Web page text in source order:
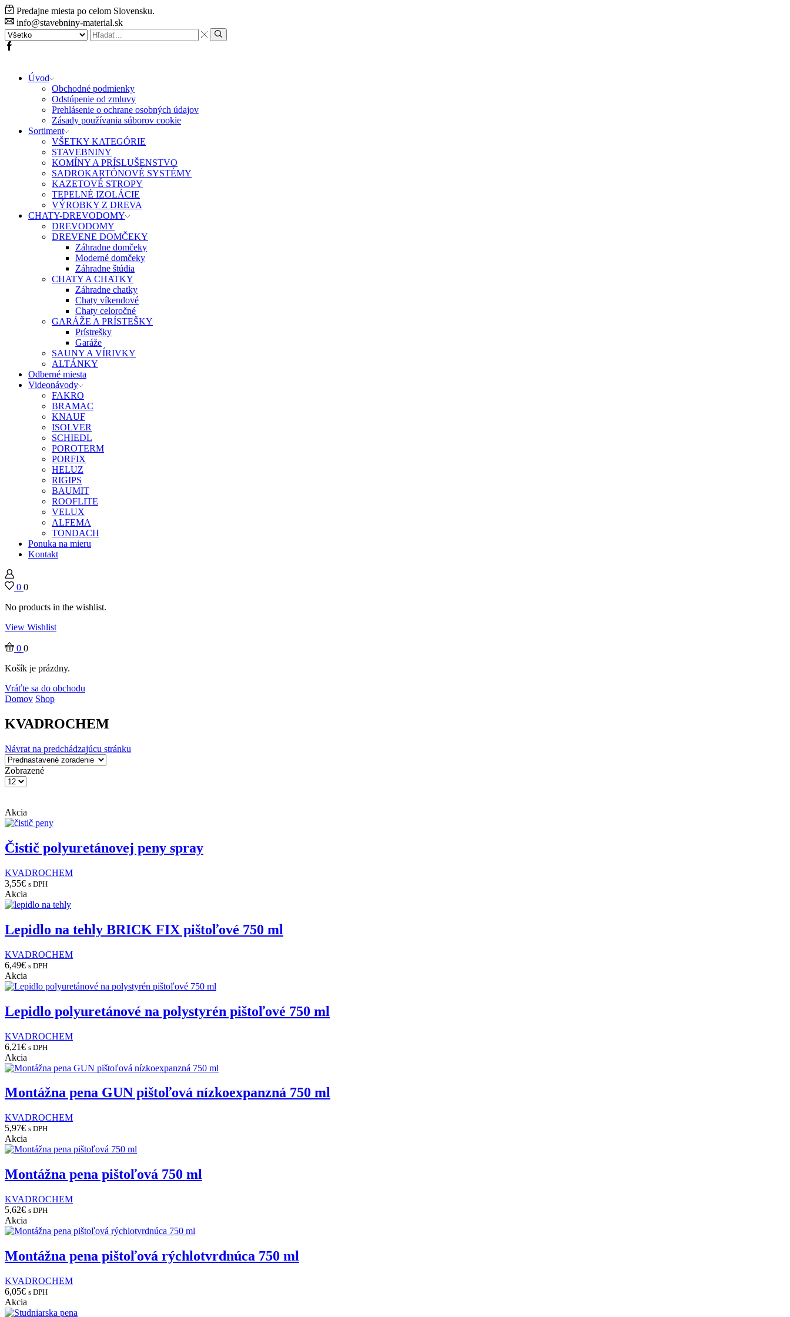
Predajne miesta po celom Slovensku.
info@stavebniny-material.sk
Search
input
Search
Facebook
Úvod
Obchodné podmienky
Odstúpenie od zmluvy
Prehlásenie o ochrane osobných údajov
Zásady používania súborov cookie
Sortiment
VŠETKY KATEGÓRIE
STAVEBNINY
KOMÍNY A PRÍSLUŠENSTVO
SADROKARTÓNOVÉ SYSTÉMY
KAZETOVÉ STROPY
TEPELNÉ IZOLÁCIE
VÝROBKY Z DREVA
CHATY-DREVODOMY
DREVODOMY
DREVENE DOMČEKY
Záhradne domčeky
Moderné domčeky
Záhradne štúdia
CHATY A CHATKY
Záhradne chatky
Chaty víkendové
Chaty celoročné
GARÁŽE A PRÍSTEŠKY
Prístrešky
Garáže
SAUNY A VÍRIVKY
ALTÁNKY
Odberné miesta
Videonávody
FAKRO
BRAMAC
KNAUF
ISOLVER
SCHIEDL
POROTERM
PORFIX
HELUZ
RIGIPS
BAUMIT
ROOFLITE
VELUX
ALFEMA
TONDACH
Ponuka na mieru
Kontakt
0 0
No products in the wishlist.
View Wishlist
0 0
Košík je prázdny.
Vráťte sa do obchodu
Domov Shop
KVADROCHEM
Návrat na predchádzajúcu stránku
Zobrazené
Products
Akcia
Čistič polyuretánovej peny spray
KVADROCHEM
3,55€ s DPH
Akcia
Lepidlo na tehly BRICK FIX pištoľové 750 ml
KVADROCHEM
6,49€ s DPH
Akcia
Lepidlo polyuretánové na polystyrén pištoľové 750 ml
KVADROCHEM
6,21€ s DPH
Akcia
Montážna pena GUN pištoľová nízkoexpanzná 750 ml
KVADROCHEM
5,97€ s DPH
Akcia
Montážna pena pištoľová 750 ml
KVADROCHEM
5,62€ s DPH
Akcia
Montážna pena pištoľová rýchlotvrdnúca 750 ml
KVADROCHEM
6,05€ s DPH
Akcia